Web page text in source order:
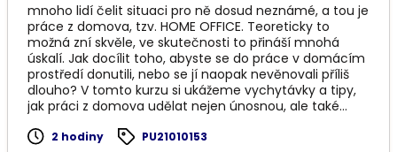
mnoho lidí čelit situaci pro ně dosud neznámé, a tou je
práce z domova, tzv. HOME OFFICE. Teoreticky to
možná zní skvěle, ve skutečnosti to přináší mnohá
úskalí. Jak docílit toho, abyste se do práce v domácím
prostředí donutili, nebo se jí naopak nevěnovali příliš
dlouho? V tomto kurzu si ukážeme vychytávky a tipy,
jak práci z domova udělat nejen únosnou, ale také
2 hodiny PU21010153